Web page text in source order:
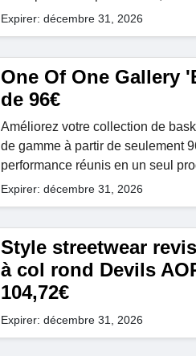
Expirer: décembre 31, 2026
One Of One Gallery
de 96€
Améliorez votre collection de
de gamme à partir de seulement
performance réunis en un seul
Expirer: décembre 31, 2026
Style streetwear
à col rond Devils
104,72€
Expirer: décembre 31, 2026